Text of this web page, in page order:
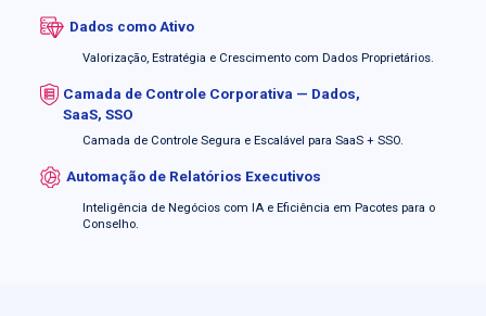
Dados como Ativo
Valorização, Estratégia e Crescimento com Dados Proprietários.
Camada de Controle Corporativa — Dados,
SaaS, SSO
Camada de Controle Segura e Escalável para SaaS + SSO.
Automação de Relatórios Executivos
Inteligência de Negócios com IA e Eficiência em Pacotes para o
Conselho.